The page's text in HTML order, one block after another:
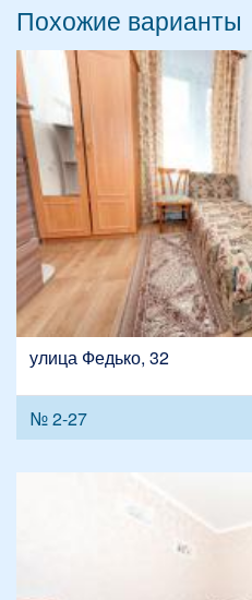
Похожие варианты
улица Федько, 32
№ 2-27